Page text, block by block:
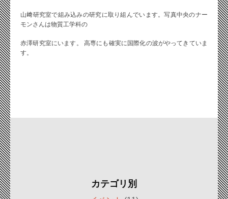
山﨑研究室で組み込みの研究に取り組んでいます。写真中央のナー
モンさんは物質工学科の
赤澤研究室にいます。 高専にも確実に国際化の波がやってきていま
す。
カテゴリ別